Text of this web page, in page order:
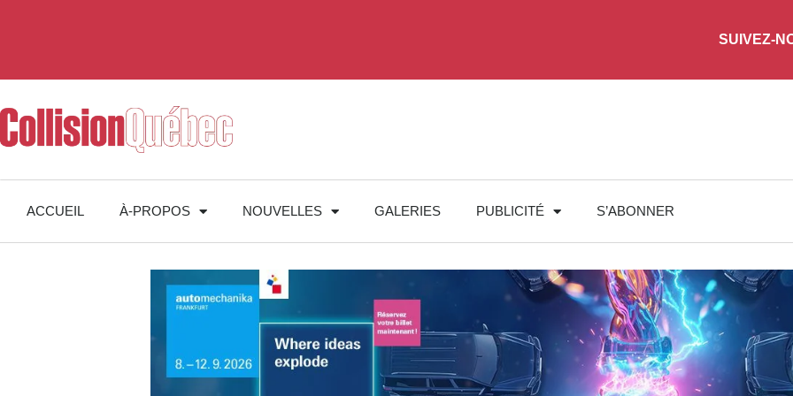
SUIVEZ-
ACCUEIL À-PROPOS NOUVELLES GALERIES PUBLICITÉ S’ABONNER